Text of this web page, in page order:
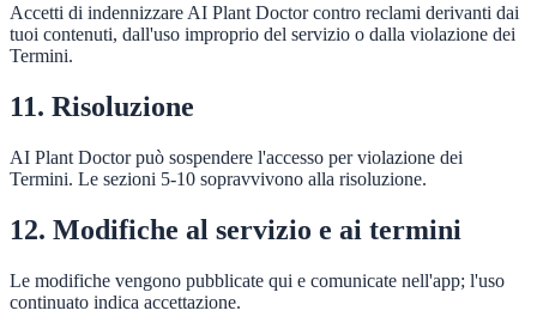
Accetti di indennizzare AI Plant Doctor contro reclami derivanti dai
tuoi contenuti, dall'uso improprio del servizio o dalla violazione dei
Termini.
11. Risoluzione
AI Plant Doctor può sospendere l'accesso per violazione dei
Termini. Le sezioni 5-10 sopravvivono alla risoluzione.
12. Modifiche al servizio e ai termini
Le modifiche vengono pubblicate qui e comunicate nell'app; l'uso
continuato indica accettazione.